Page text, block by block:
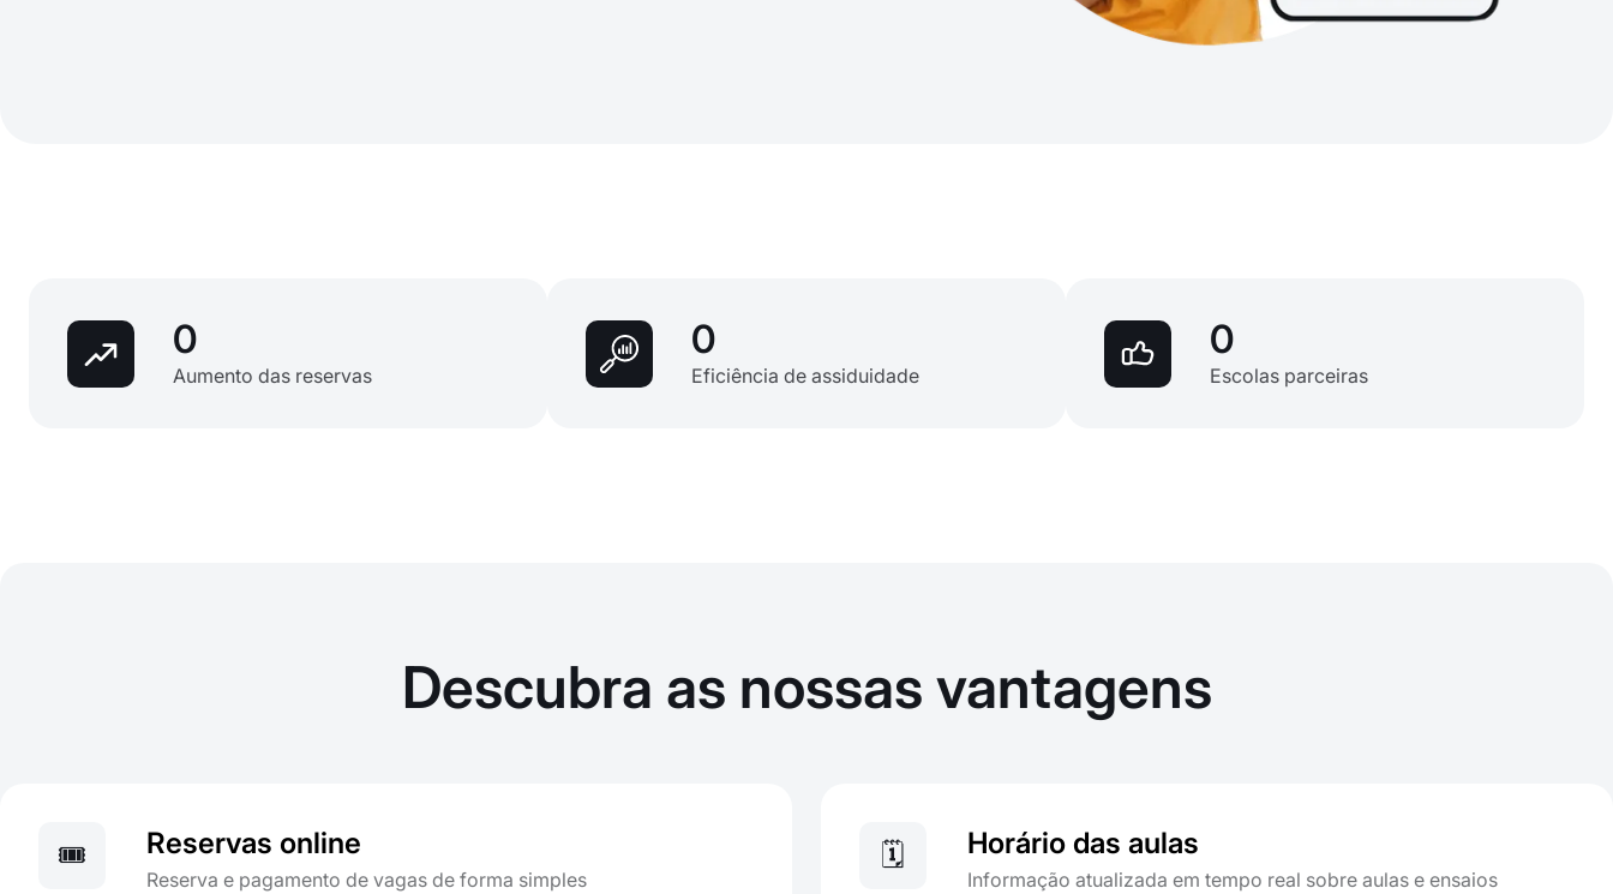
0
Aumento das reservas
0
Eficiência de assiduidade
0
Escolas parceiras
Descubra as nossas vantagens
🎟️ Reservas online
Reserva e pagamento de vagas de forma simples
🗓️ Horário das aulas
Informação atualizada em tempo real sobre aulas e ensaios